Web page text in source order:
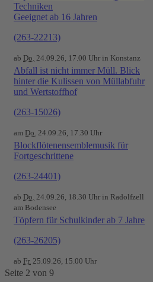
Techniken
Geeignet ab 16 Jahren
(263-22213)
ab Do. 24.09.26, 17.00 Uhr in Konstanz
Abfall ist nicht immer Müll. Blick
hinter die Kulissen von Müllabfuhr
und Wertstoffhof
(263-15026)
am Do. 24.09.26, 17.30 Uhr
Blockflötenensemblemusik für
Fortgeschrittene
(263-24401)
ab Do. 24.09.26, 18.30 Uhr in Radolfzell
am Bodensee
Töpfern für Schulkinder ab 7 Jahre
(263-26205)
ab Fr. 25.09.26, 15.00 Uhr
Seite 2 von 9